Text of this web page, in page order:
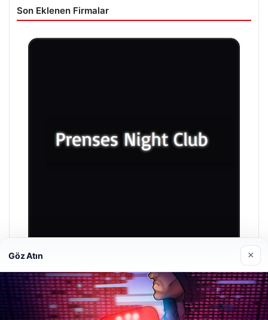
Son Eklenen Firmalar
Prenses Night Club
29/04/2026
Göz Atın ×